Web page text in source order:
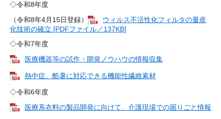
​◇令和8年度
（令和8年4月15日登録）
ウィルス不活性化フィルタの量産
化技術の確立 [PDFファイル／137KB]
​◇令和7年度
医療機器等の試作・開発ノウハウの情報収集
熱中症、酷暑に対応できる機能性繊維素材
◇令和6年度​​
医療系衣料の製品開発に向けて、介護現場での困りごと情報